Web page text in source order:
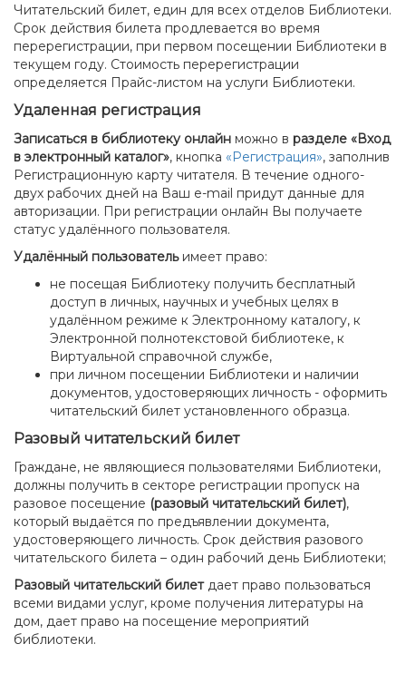
Читательский билет, един для всех отделов Библиотеки.
Срок действия билета продлевается во время
перерегистрации, при первом посещении Библиотеки в
текущем году. Стоимость перерегистрации
определяется Прайс-листом на услуги Библиотеки.
Удаленная регистрация
Записаться в библиотеку онлайн можно в разделе «Вход
в электронный каталог», кнопка «Регистрация», заполнив
Регистрационную карту читателя. В течение одного-
двух рабочих дней на Ваш e-mail придут данные для
авторизации. При регистрации онлайн Вы получаете
статус удалённого пользователя.
Удалённый пользовательимеет право:
не посещая Библиотеку получить бесплатный
доступ в личных, научных и учебных целях в
удалённом режиме к Электронному каталогу, к
Электронной полнотекстовой библиотеке, к
Виртуальной справочной службе,
при личном посещении Библиотеки и наличии
документов, удостоверяющих личность - оформить
читательский билет установленного образца.
Разовый читательский билет
Граждане, не являющиеся пользователями Библиотеки,
должны получить в секторе регистрации пропуск на
разовое посещение (разовый читательский билет),
который выдаётся по предъявлении документа,
удостоверяющего личность. Срок действия разового
читательского билета – один рабочий день Библиотеки;
Разовый читательский билетдает право пользоваться
всеми видами услуг, кроме получения литературы на
дом, дает право на посещение мероприятий
библиотеки.